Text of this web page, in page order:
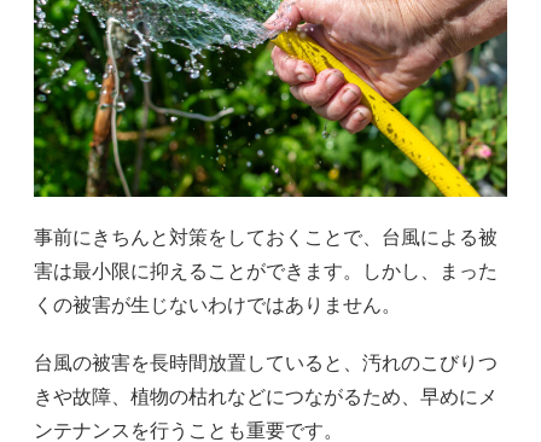
事前にきちんと対策をしておくことで、台風による被
害は最小限に抑えることができます。しかし、まった
くの被害が生じないわけではありません。
台風の被害を長時間放置していると、汚れのこびりつ
きや故障、植物の枯れなどにつながるため、早めにメ
ンテナンスを行うことも重要です。